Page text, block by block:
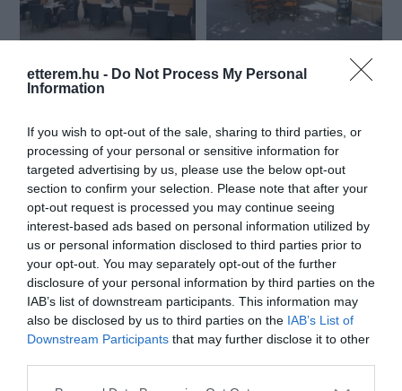
etterem.hu - Do Not Process My Personal
Information
If you wish to opt-out of the sale, sharing to third parties, or
processing of your personal or sensitive information for
targeted advertising by us, please use the below opt-out
section to confirm your selection. Please note that after your
opt-out request is processed you may continue seeing
interest-based ads based on personal information utilized by
us or personal information disclosed to third parties prior to
your opt-out. You may separately opt-out of the further
disclosure of your personal information by third parties on the
IAB’s list of downstream participants. This information may
also be disclosed by us to third parties on the IAB’s List of
Downstream Participants that may further disclose it to other
Havanna Café
Kávézó
Koktél Bár
Nappali
$$
Bár
Kávézó Koncert Helyszín
Hangulat Presszó 5.0
$$
Bár
Kocsma Kávézó
Monte Cristo Café Bár 3.1
Bár
Kávézó Kocsma